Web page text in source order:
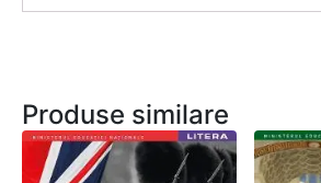
Produse similare